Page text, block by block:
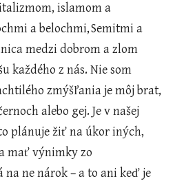
islamom a
a belochmi,Semitmi a
medzi dobrom a zlom
každého z nás. Nie som
zmýšľania je môj brat,
alebo gej. Je v našej
plánuje žiť na úkor iných,
mať výnimky zo
ne nárok – a to ani keď je